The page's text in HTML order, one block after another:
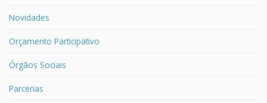
Novidades
Orçamento Participativo
Órgãos Sociais
Parcerias